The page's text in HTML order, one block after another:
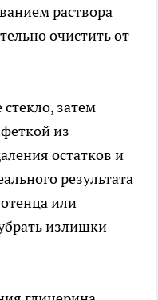
раствора
очистить от
затем
из
остатков и
результата
или
излишки